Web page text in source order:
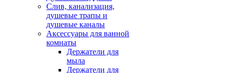
Слив, канализация,
душевые трапы и
душевые каналы
Аксессуары для ванной
комнаты
Держатели для
мыла
Держатели для